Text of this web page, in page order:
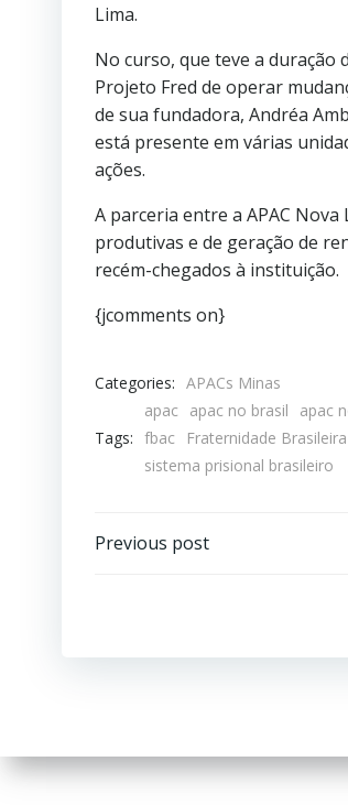
Lima.
No curso, que teve a duração
Projeto Fred de operar
de sua fundadora, Andréa
está presente em várias
ações.
A parceria entre a APAC
produtivas e de geração de
recém-chegados à instituição.
{jcomments on}
Categories: APACs Minas
Tags:
apac apac no brasil apac
fbac
Fraternidade
sistema prisional brasileiro
Previous post